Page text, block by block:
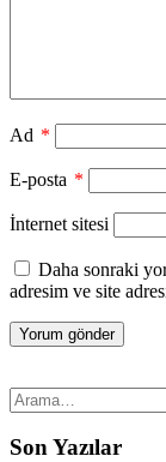
Ad *
E-posta *
İnternet sitesi
Daha sonraki
adresim ve site
Son Yazılar